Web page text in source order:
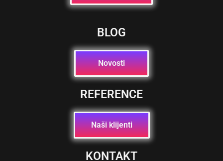
BLOG
Novosti
REFERENCE
Naši klijenti
KONTAKT